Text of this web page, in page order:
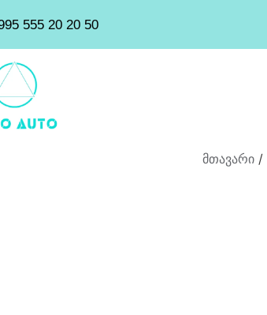
555 20 20 50
მთავარი /